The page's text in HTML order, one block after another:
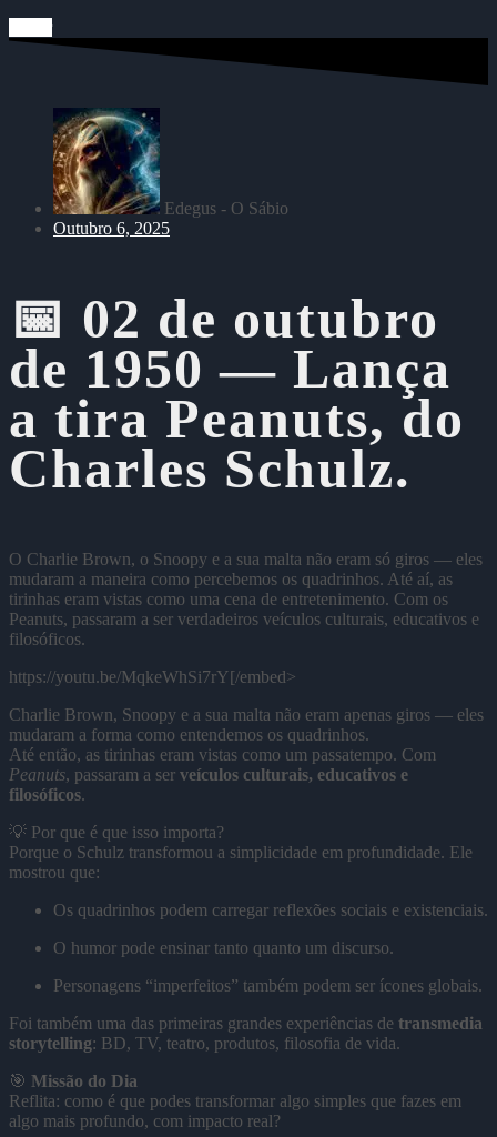
Edegus - O Sábio
Outubro 6, 2025
📅 02 de outubro
de 1950 — Lança
a tira Peanuts, do
Charles Schulz.
O Charlie Brown, o Snoopy e a sua malta não eram só giros — eles
mudaram a maneira como percebemos os quadrinhos. Até aí, as
tirinhas eram vistas como uma cena de entretenimento. Com os
Peanuts, passaram a ser verdadeiros veículos culturais, educativos e
filosóficos.
https://youtu.be/MqkeWhSi7rY[/embed>
Charlie Brown, Snoopy e a sua malta não eram apenas giros — eles
mudaram a forma como entendemos os quadrinhos.
Até então, as tirinhas eram vistas como um passatempo. Com
Peanuts, passaram a ser veículos culturais, educativos e
filosóficos.
💡 Por que é que isso importa?
Porque o Schulz transformou a simplicidade em profundidade. Ele
mostrou que:
Os quadrinhos podem carregar reflexões sociais e existenciais.
O humor pode ensinar tanto quanto um discurso.
Personagens “imperfeitos” também podem ser ícones globais.
Foi também uma das primeiras grandes experiências de transmedia
storytelling: BD, TV, teatro, produtos, filosofia de vida.
🎯 Missão do Dia
Reflita: como é que podes transformar algo simples que fazes em
algo mais profundo, com impacto real?